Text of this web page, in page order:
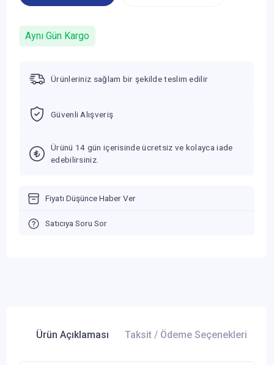
Aynı Gün Kargo
Ürünleriniz sağlam bir şekilde teslim edilir
Güvenli Alışveriş
Ürünü 14 gün içerisinde ücretsiz ve kolayca iade
edebilirsiniz.
Fiyatı Düşünce Haber Ver
Satıcıya Soru Sor
Ürün Açıklaması Taksit / Ödeme Seçenekleri